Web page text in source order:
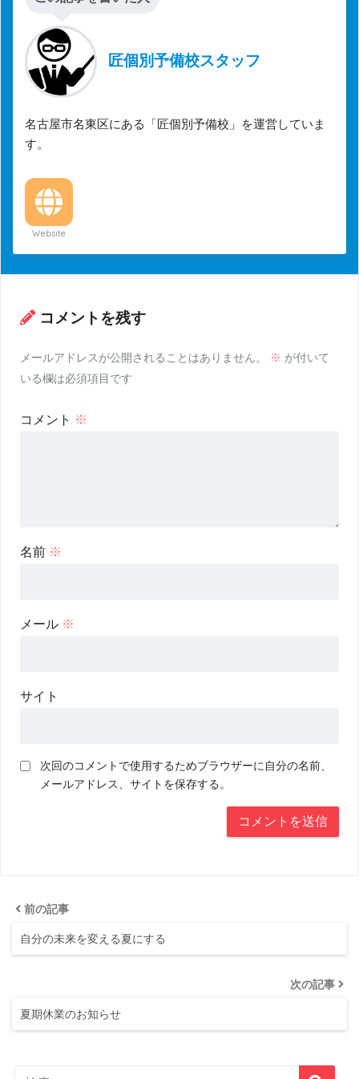
匠個別予備校スタッフ
名古屋市名東区にある「匠個別予備校」を運営していま
す。
Website
コメントを残す
メールアドレスが公開されることはありません。 ※ が付いて
いる欄は必須項目です
コメント ※
名前 ※
メール ※
サイト
次回のコメントで使用するためブラウザーに自分の名前、
メールアドレス、サイトを保存する。
前の記事
自分の未来を変える夏にする
次の記事
夏期休業のお知らせ